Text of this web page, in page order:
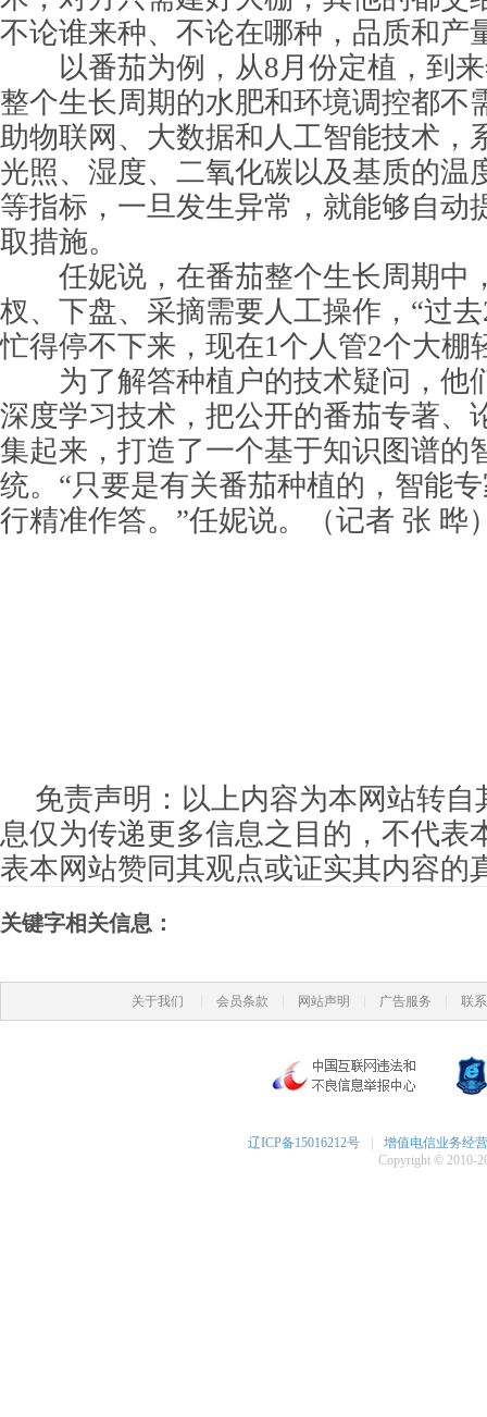
不论谁来种、不论在哪种，品质和产
以番茄为例，从8月份定植，到来
整个生长周期的水肥和环境调控都不
助物联网、大数据和人工智能技术，
光照、湿度、二氧化碳以及基质的温
等指标，一旦发生异常，就能够自动
取措施。
任妮说，在番茄整个生长周期中
杈、下盘、采摘需要人工操作，“过
忙得停不下来，现在1个人管2个大棚
为了解答种植户的技术疑问，他
深度学习技术，把公开的番茄专著、
集起来，打造了一个基于知识图谱的
统。“只要是有关番茄种植的，智能
行精准作答。”任妮说。（记者 张 晔
免责声明：以上内容为本网站转自
息仅为传递更多信息之目的，不代表
表本网站赞同其观点或证实其内容的
关键字相关信息：
关于我们 会员条款 网站声明 广告服务 联
辽ICP备15016212号
增值电信业务经
Copyright © 2010-